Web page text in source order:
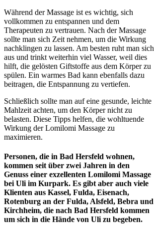
Während der Massage ist es wichtig, sich
vollkommen zu entspannen und dem
Therapeuten zu vertrauen. Nach der Massage
sollte man sich Zeit nehmen, um die Wirkung
nachklingen zu lassen. Am besten ruht man sich
aus und trinkt weiterhin viel Wasser, weil dies
hilft, die gelösten Giftstoffe aus dem Körper zu
spülen. Ein warmes Bad kann ebenfalls dazu
beitragen, die Entspannung zu vertiefen.
Schließlich sollte man auf eine gesunde, leichte
Mahlzeit achten, um den Körper nicht zu
belasten. Diese Tipps helfen, die wohltuende
Wirkung der Lomilomi Massage zu
maximieren.
Personen, die in Bad Hersfeld wohnen,
kommen seit über zwei Jahren in den
Genuss einer exzellenten Lomilomi Massage
bei Uli im Kurpark. Es gibt aber auch viele
Klienten aus Kassel, Fulda, Eisenach,
Rotenburg an der Fulda, Alsfeld, Bebra und
Kirchheim, die nach Bad Hersfeld kommen
um sich in die Hände von Uli zu begeben.